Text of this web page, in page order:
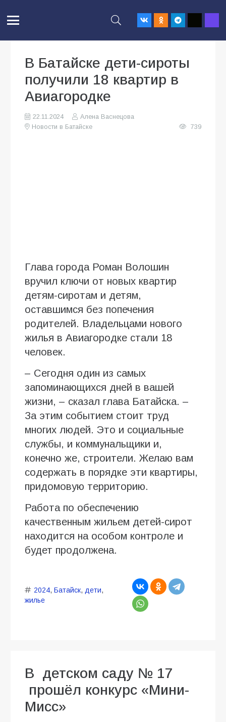
В Батайске дети-сироты
получили 18 квартир в
Авиагородке
22.11.2024
Алена Васнецова
Новости в Батайске
739
Глава города Роман Волошин
вручил ключи от новых квартир
детям-сиротам и детям,
оставшимся без попечения
родителей. Владельцами нового
жилья в Авиагородке стали 18
человек.
– Сегодня один из самых
запоминающихся дней в вашей
жизни, – сказал глава Батайска. –
За этим событием стоит труд
многих людей. Это и социальные
службы, и коммунальщики и,
конечно же, строители. Желаю вам
содержать в порядке эти квартиры,
придомовую территорию.
Работа по обеспечению
качественным жильем детей-сирот
находится на особом контроле и
будет продолжена.
2024, Батайск, дети,
жилье
В детском саду № 17
прошёл конкурс «Мини-
Мисс»